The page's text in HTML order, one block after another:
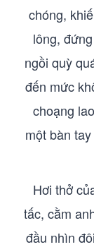
chóng,
lông,
ngồi quỳ
đến mức
choạng
một bàn
Hơi thở
tấc, cằm
đầu nhìn